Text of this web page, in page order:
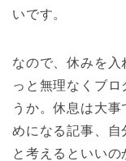
いです。
なので、休みを入
っと無理なくブロ
うか。休息は大
めになる記事、自
と考えるといい